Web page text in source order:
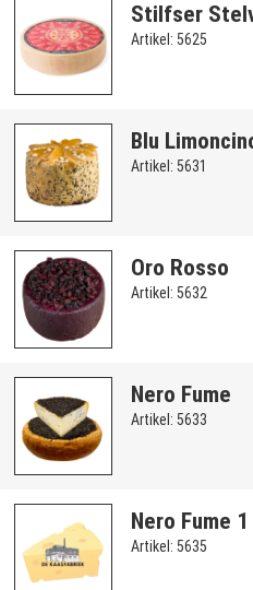
Stilfser
Artikel: 5625
Blu
Artikel: 5631
Oro Rosso
Artikel: 5632
Nero Fume
Artikel: 5633
Nero Fume
Artikel: 5635